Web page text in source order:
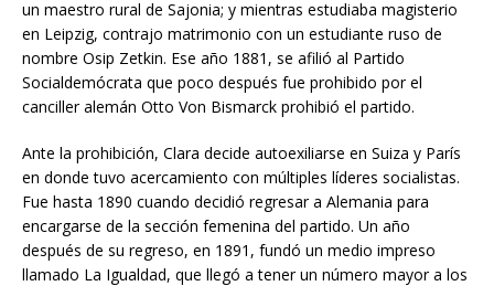
un maestro rural de Sajonia; y mientras estudiaba magisterio
en Leipzig, contrajo matrimonio con un estudiante ruso de
nombre Osip Zetkin. Ese año 1881, se afilió al Partido
Socialdemócrata que poco después fue prohibido por el
canciller alemán Otto Von Bismarck prohibió el partido.
Ante la prohibición, Clara decide autoexiliarse en Suiza y París
en donde tuvo acercamiento con múltiples líderes socialistas.
Fue hasta 1890 cuando decidió regresar a Alemania para
encargarse de la sección femenina del partido. Un año
después de su regreso, en 1891, fundó un medio impreso
llamado La Igualdad, que llegó a tener un número mayor a los